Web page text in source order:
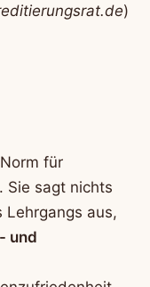
)
für
Sie sagt nichts
Lehrgangs aus,
und